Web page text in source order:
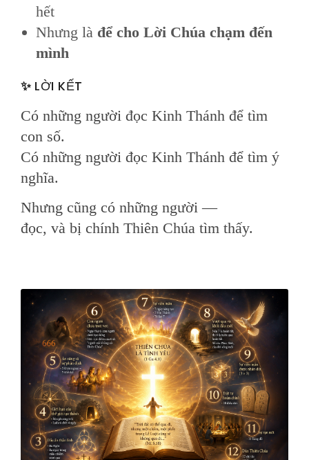
hết
Nhưng là để cho Lời Chúa chạm đến
mình
✨ LỜI KẾT
Có những người đọc Kinh Thánh để tìm
con số.
Có những người đọc Kinh Thánh để tìm ý
nghĩa.
Nhưng cũng có những người —
đọc, và bị chính Thiên Chúa tìm thấy.